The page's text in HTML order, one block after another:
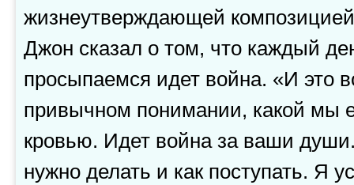
жизнеутверждающей
Джон сказал о том, что каждый
просыпаемся идет война. «И это
привычном понимании, какой мы
кровью. Идет война за ваши
нужно делать и как поступать. Я